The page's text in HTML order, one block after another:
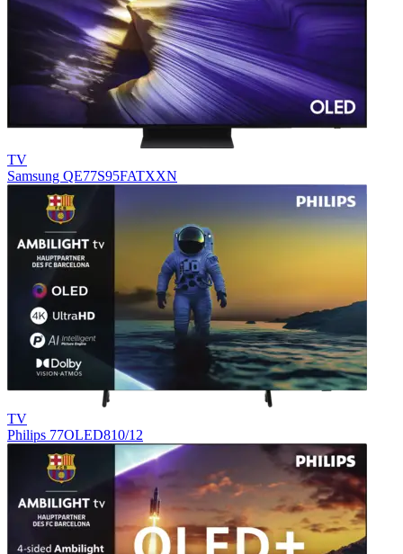
TV
Samsung QE77S95FATXXN
TV
Philips 77OLED810/12